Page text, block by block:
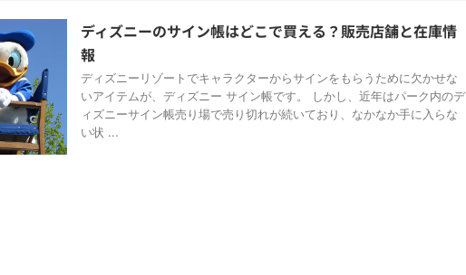
ディズニーのサイン帳はどこで買える？販売店舗と在庫情
報
ディズニーリゾートでキャラクターからサインをもらうために欠かせな
いアイテムが、ディズニー サイン帳です。 しかし、近年はパーク内のデ
ィズニーサイン帳売り場で売り切れが続いており、なかなか手に入らな
い状 ...